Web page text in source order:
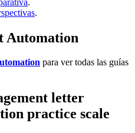
.
Automation
para ver todas las guías
letter
practice scale